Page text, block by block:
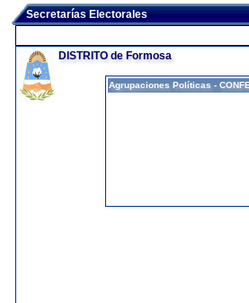
Secretarías Electorales
DISTRITO de Formosa
Agrupaciones Políticas -